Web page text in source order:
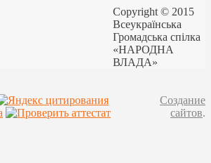
Copyright © 2015
Всеукраїнська
Громадська спілка
«НАРОДНА
ВЛАДА»
Создание
сайтов.